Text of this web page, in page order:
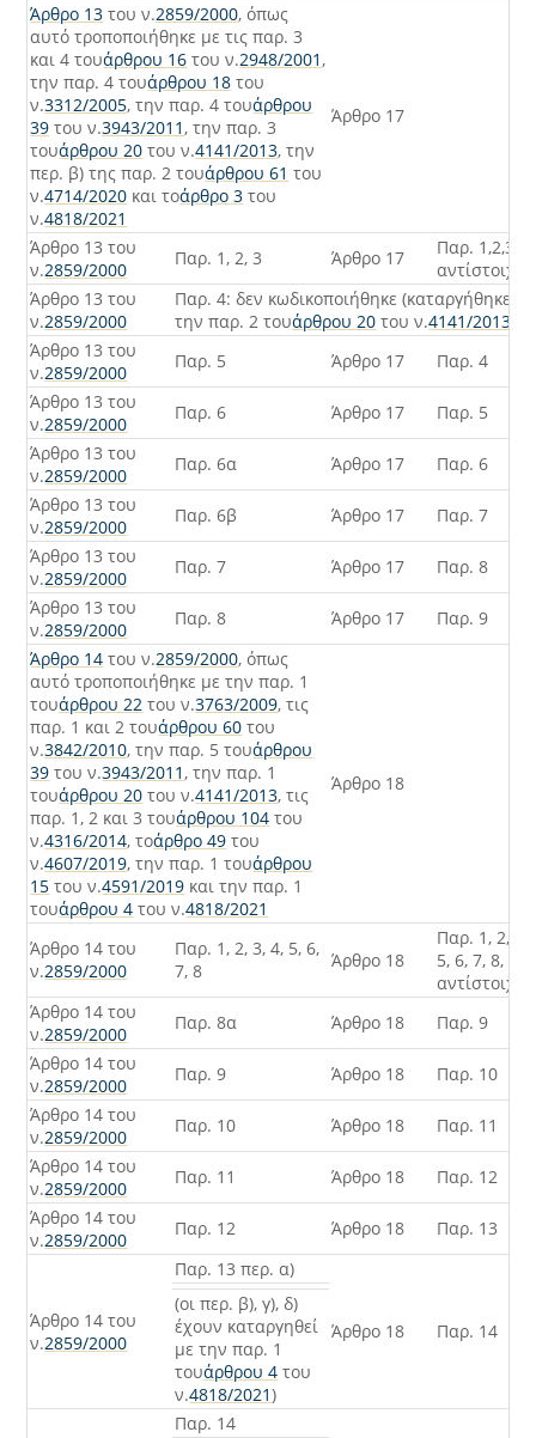
Άρθρο 13 του ν.2859/2000, όπως
αυτό τροποποιήθηκε με τις παρ. 3
και 4 τουάρθρου 16 του ν.2948/2001 ,
την παρ. 4 τουάρθρου 18 του
ν.3312/2005, την παρ. 4 τουάρθρου
39 του ν.3943/2011 , την παρ. 3
τουάρθρου 20 του ν.4141/2013, την
περ. β) της παρ. 2 τουάρθρου 61 του
ν.4714/2020 και τοάρθρο 3 του
ν.4818/2021
Άρθρο 17
Άρθρο 13 του
ν.2859/2000
Παρ. 1, 2, 3 Άρθρο 17
Παρ. 1,2,3,
αντίστοιχα
Άρθρο 13 του
ν.2859/2000
Παρ. 4: δεν κωδικοποιήθηκε (καταργήθηκε με
την παρ. 2 τουάρθρου 20 του ν.4141/2013
Άρθρο 13 του
ν.2859/2000
Παρ. 5 Άρθρο 17
Παρ. 4
Άρθρο 13 του
ν.2859/2000
Παρ. 6 Άρθρο 17
Παρ. 5
Άρθρο 13 του
ν.2859/2000
Παρ. 6α Άρθρο 17
Παρ. 6
Άρθρο 13 του
ν.2859/2000
Παρ. 6β Άρθρο 17
Παρ. 7
Άρθρο 13 του
ν.2859/2000
Παρ. 7 Άρθρο 17
Παρ. 8
Άρθρο 13 του
ν.2859/2000
Παρ. 8 Άρθρο 17
Παρ. 9
Άρθρο 14 του ν.2859/2000, όπως
αυτό τροποποιήθηκε με την παρ. 1
τουάρθρου 22 του ν.3763/2009, τις
παρ. 1 και 2 τουάρθρου 60 του
ν.3842/2010, την παρ. 5 τουάρθρου
39 του ν.3943/2011 , την παρ. 1
τουάρθρου 20 του ν.4141/2013, τις
παρ. 1, 2 και 3 τουάρθρου 104 του
ν.4316/2014, τοάρθρο 49 του
ν.4607/2019, την παρ. 1 τουάρθρου
15 του ν.4591/2019 και την παρ. 1
τουάρθρου 4 του ν.4818/2021
Άρθρο 18
Άρθρο 14 του
ν.2859/2000
Παρ. 1, 2, 3, 4, 5, 6,
7, 8
Άρθρο 18
Παρ. 1, 2, 3,
5, 6, 7, 8,
αντίστοιχα
Άρθρο 14 του
ν.2859/2000
Παρ. 8α Άρθρο 18
Παρ. 9
Άρθρο 14 του
ν.2859/2000
Παρ. 9 Άρθρο 18
Παρ. 10
Άρθρο 14 του
ν.2859/2000
Παρ. 10 Άρθρο 18
Παρ. 11
Άρθρο 14 του
ν.2859/2000
Παρ. 11 Άρθρο 18
Παρ. 12
Άρθρο 14 του
ν.2859/2000
Παρ. 12 Άρθρο 18 Παρ. 13
Άρθρο 14 του
ν.2859/2000
Παρ. 13 περ. α)
Άρθρο 18 Παρ. 14
(οι περ. β), γ), δ)
έχουν καταργηθεί
με την παρ. 1
τουάρθρου 4 του
ν.4818/2021)
Παρ. 14